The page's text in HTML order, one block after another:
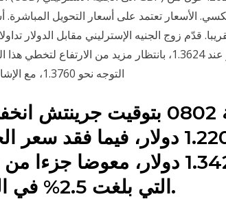
15 دقيقة تقريبا. قدّم زوج الجنيه الإسترليني مقابل
مشارف الهدف الأول المنتظر عند 1.3624، بانتظار مزيد من
التوجه نحو 1.3760، مع الإشارة إلى أهمية الثبات فوق 1
وبحلول الساعة 0802 بتوقيت
0.31% إلى 1.2209 دولار، فيما
0.33% إلى 1.3422 دولار، معوضا
التي بلغت 2.5% في الجلسة السابقة.